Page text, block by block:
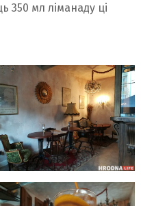
350 мл ліманаду ці